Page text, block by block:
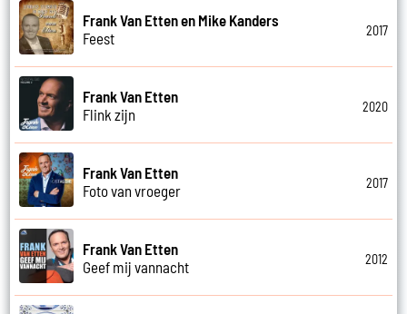
Frank Van Etten en Mike Kanders
Feest
2017
Frank Van Etten
Flink zijn
2020
Frank Van Etten
Foto van vroeger
2017
Frank Van Etten
Geef mij vannacht
2012